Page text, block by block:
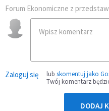
Forum Ekonomiczne z
Zaloguj się lub skomentuj jako
Twój komentarz
DODAJ